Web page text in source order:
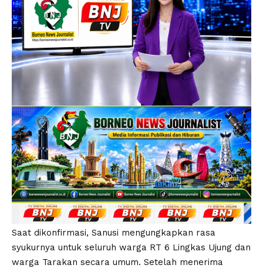
Saat dikonfirmasi, Sanusi mengungkapkan rasa
syukurnya untuk seluruh warga RT 6 Lingkas Ujung dan
warga Tarakan secara umum. Setelah menerima